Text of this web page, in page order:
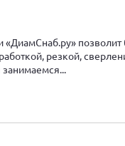
позволит
резкой,